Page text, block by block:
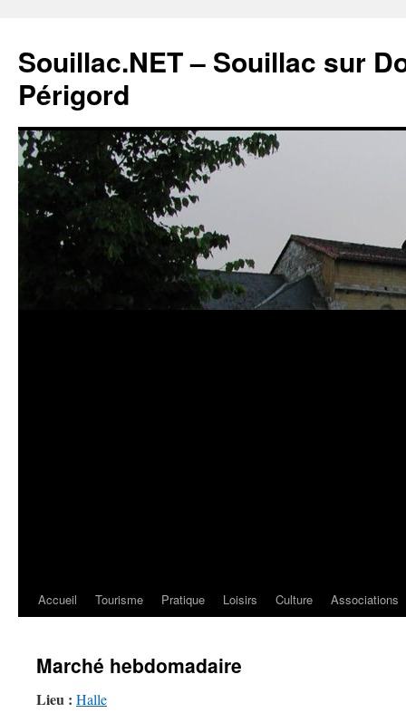
Souillac.NET – Souillac sur
Périgord
Accueil Tourisme Pratique Loisirs Culture Associations
Marché hebdomadaire
Lieu : Halle